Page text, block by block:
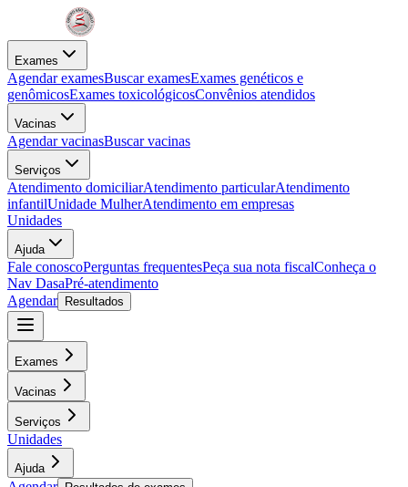
Exames
Agendar examesBuscar examesExames genéticos e
genômicosExames toxicológicosConvênios atendidos
Vacinas
Agendar vacinasBuscar vacinas
Serviços
Atendimento domiciliarAtendimento particularAtendimento
infantilUnidade MulherAtendimento em empresas
Unidades
Ajuda
Fale conoscoPerguntas frequentesPeça sua nota fiscalConheça o
Nav DasaPré-atendimento
Agendar
Resultados
Exames
Vacinas
Serviços
Unidades
Ajuda